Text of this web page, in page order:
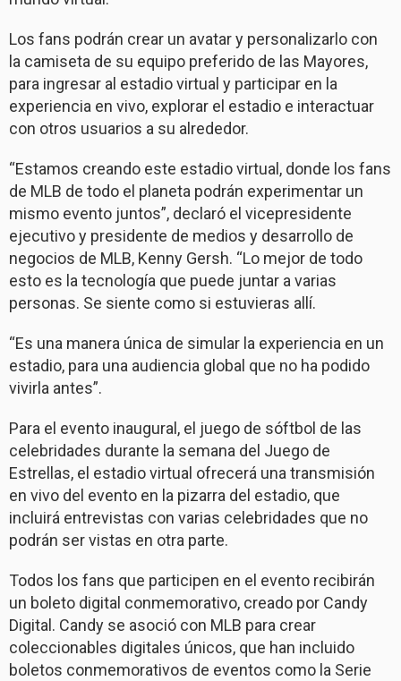
Los fans podrán crear un avatar y personalizarlo con
la camiseta de su equipo preferido de las Mayores,
para ingresar al estadio virtual y participar en la
experiencia en vivo, explorar el estadio e interactuar
con otros usuarios a su alrededor.
“Estamos creando este estadio virtual, donde los fans
de MLB de todo el planeta podrán experimentar un
mismo evento juntos”, declaró el vicepresidente
ejecutivo y presidente de medios y desarrollo de
negocios de MLB, Kenny Gersh. “Lo mejor de todo
esto es la tecnología que puede juntar a varias
personas. Se siente como si estuvieras allí.
“Es una manera única de simular la experiencia en un
estadio, para una audiencia global que no ha podido
vivirla antes”.
Para el evento inaugural, el juego de sóftbol de las
celebridades durante la semana del Juego de
Estrellas, el estadio virtual ofrecerá una transmisión
en vivo del evento en la pizarra del estadio, que
incluirá entrevistas con varias celebridades que no
podrán ser vistas en otra parte.
Todos los fans que participen en el evento recibirán
un boleto digital conmemorativo, creado por Candy
Digital. Candy se asoció con MLB para crear
coleccionables digitales únicos, que han incluido
boletos conmemorativos de eventos como la Serie